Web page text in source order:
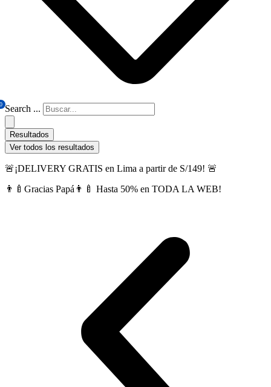
0 Search ...
Resultados
Ver todos los resultados
🚨¡DELIVERY GRATIS en Lima a partir de S/149! 🚨
👨‍🍼Gracias Papá👨‍🍼 Hasta 50% en TODA LA WEB!